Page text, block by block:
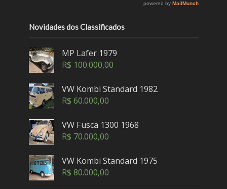
Novidades dos Classificados
MP Lafer 1979
R$ 100.000,00
VW Kombi Standard 1982
R$ 60.000,00
VW Fusca 1300 1968
R$ 70.000,00
VW Kombi Standard 1975
R$ 80.000,00